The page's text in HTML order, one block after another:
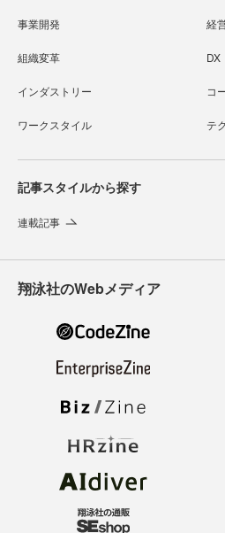
事業開発 経
組織変革 DX
インダストリー コ
ワークスタイル テ
記事スタイルから探す
連載記事
翔泳社のWebメディア